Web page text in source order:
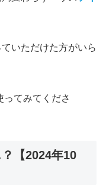
いただけた方がいら
ってみてくださ
【2024年10